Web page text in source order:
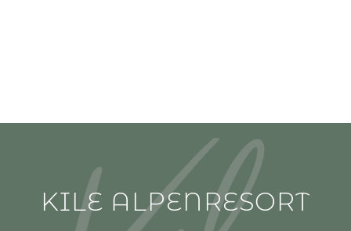
KILE ALPENRESORT